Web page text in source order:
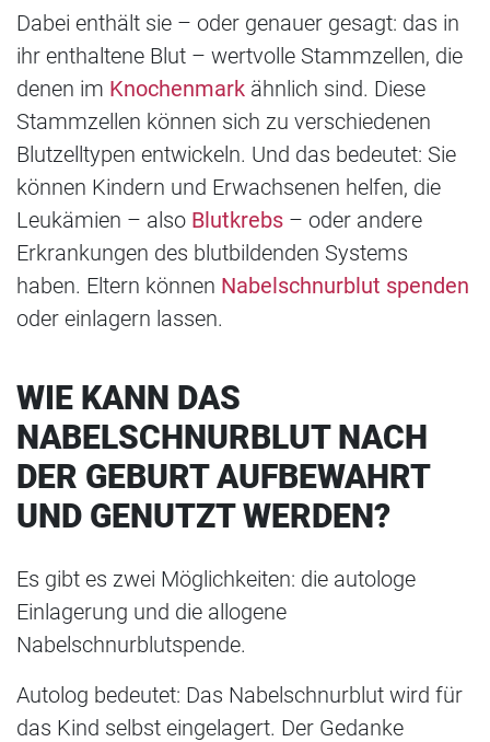
Dabei enthält sie – oder genauer gesagt: das in
ihr enthaltene Blut – wertvolle Stammzellen, die
denen im Knochenmark ähnlich sind. Diese
Stammzellen können sich zu verschiedenen
Blutzelltypen entwickeln. Und das bedeutet: Sie
können Kindern und Erwachsenen helfen, die
Leukämien – also Blutkrebs – oder andere
Erkrankungen des blutbildenden Systems
haben. Eltern können Nabelschnurblut spenden
oder einlagern lassen.
WIE KANN DAS
NABELSCHNURBLUT NACH
DER GEBURT AUFBEWAHRT
UND GENUTZT WERDEN?
Es gibt es zwei Möglichkeiten: die autologe
Einlagerung und die allogene
Nabelschnurblutspende.
Autolog bedeutet: Das Nabelschnurblut wird für
das Kind selbst eingelagert. Der Gedanke